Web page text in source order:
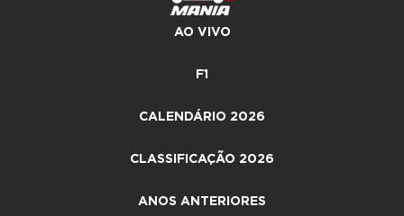
AO VIVO
F1
CALENDÁRIO 2026
CLASSIFICAÇÃO 2026
ANOS ANTERIORES